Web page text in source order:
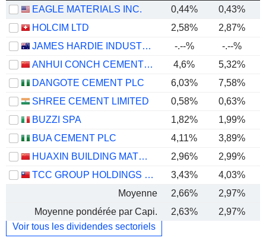
EAGLE MATERIALS INC. 0,44% 0,43%
HOLCIM LTD
2,58% 2,87%
JAMES HARDIE INDUSTRIES PLC
-.--% -.--%
ANHUI CONCH CEMENT COMPANY LIMITED
4,6% 5,32%
DANGOTE CEMENT PLC
6,03% 7,58%
SHREE CEMENT LIMITED
0,58% 0,63%
BUZZI SPA
1,82%
1,99%
BUA CEMENT PLC
4,11% 3,89%
HUAXIN BUILDING MATERIALS GROUP CO., LTD.
2,96% 2,99%
TCC GROUP HOLDINGS CO., LTD.
3,43% 4,03%
Moyenne
2,66% 2,97%
Moyenne pondérée par Capi.
2,63% 2,97%
Voir tous les dividendes sectoriels